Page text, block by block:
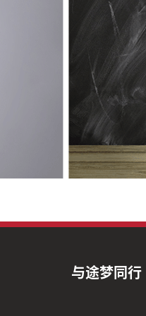
与途梦同行